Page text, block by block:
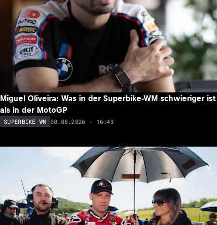
Miguel Oliveira: Was in der Superbike-WM schwieriger ist
als in der MotoGP
SUPERBIKE WM 08.08.2026 - 16:43